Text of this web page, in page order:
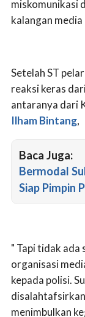
miskomunikasi
kalangan media
Setelah ST
reaksi keras
antaranya dari
Ilham Bintang,
Baca Juga:
Bermodal
Siap Pimpin
" Tapi tidak ada
organisasi
kepada polisi.
menimbulkan